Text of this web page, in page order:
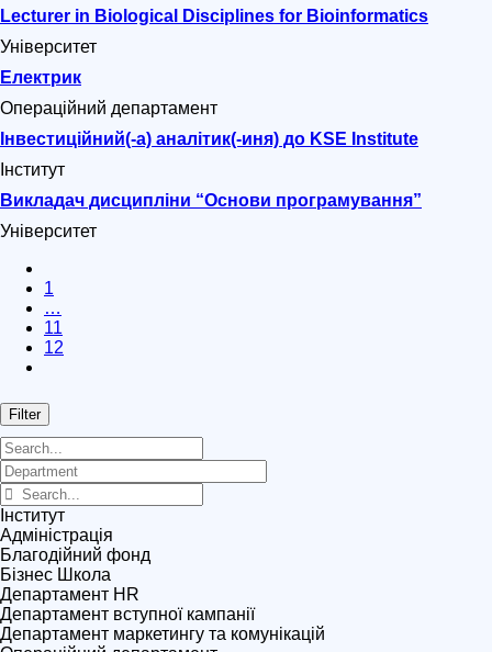
Lecturer in Biological Disciplines for Bioinformatics
Університет
Електрик
Операційний департамент
Інвестиційний(-а) аналітик(-иня) до KSE Institute
Інститут
Викладач дисципліни “Основи програмування”
Університет
1
…
11
12
Filter
Інститут
Адміністрація
Благодійний фонд
Бізнес Школа
Департамент HR
Департамент вступної кампанії
Департамент маркетингу та комунікацій